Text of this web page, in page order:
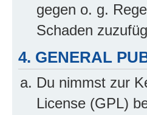
gegen o. g.
Schaden
4. GENERAL
Du nimmst zur
License (GPL)